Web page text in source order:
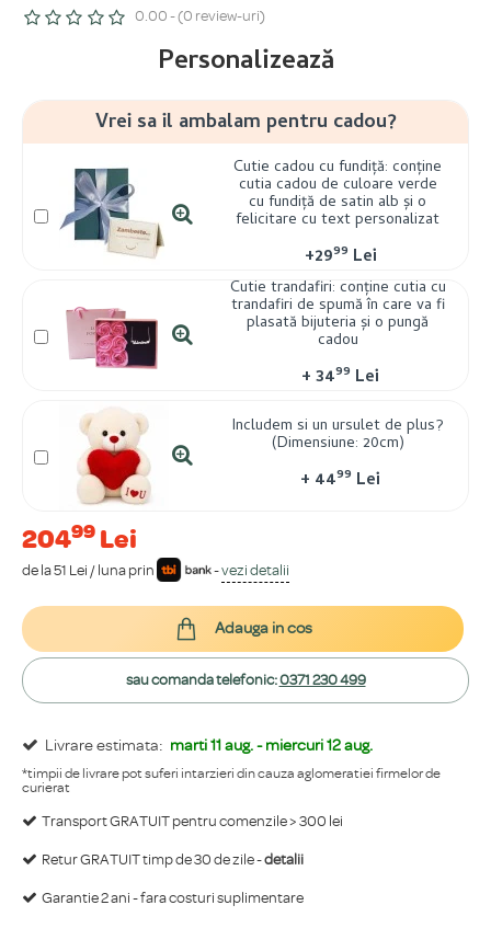
0.00 - (0 review-uri)
Livrare estimata: marti 11 aug. - miercuri 12 aug.
*timpii de livrare pot suferi intarzieri din cauza aglomeratiei firmelor de
curierat
Transport GRATUIT pentru comenzile > 300 lei
Retur GRATUIT timp de 30 de zile -detalii
Garantie 2 ani - fara costuri suplimentare
20499 Lei
de la 51 Lei / luna prin -vezi detalii
Personalizează
Vrei sa il ambalam pentru cadou?
Cutie cadou cu fundiță: conține
cutia cadou de culoare verde
cu fundiță de satin alb și o
felicitare cu text personalizat
+2999 Lei
Cutie trandafiri: conține cutia cu
trandafiri de spumă în care va fi
plasată bijuteria și o pungă
cadou
+3499 Lei
Includem si un ursulet de plus?
(Dimensiune: 20cm)
+ 4499 Lei
Adauga in cos
sau comanda telefonic:0371 230 499